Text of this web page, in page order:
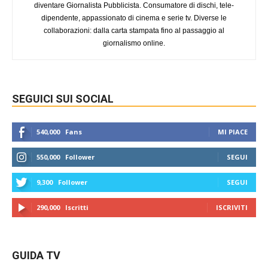
diventare Giornalista Pubblicista. Consumatore di dischi, tele-
dipendente, appassionato di cinema e serie tv. Diverse le
collaborazioni: dalla carta stampata fino al passaggio al
giornalismo online.
SEGUICI SUI SOCIAL
540,000 Fans MI PIACE
550,000 Follower SEGUI
9,300 Follower SEGUI
290,000 Iscritti ISCRIVITI
GUIDA TV